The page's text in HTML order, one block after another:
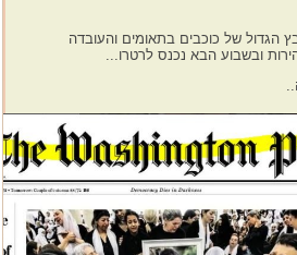
הגדול של כוכבים בתאומים והעובדה
ובשבוע הבא נכנס לרטרו...